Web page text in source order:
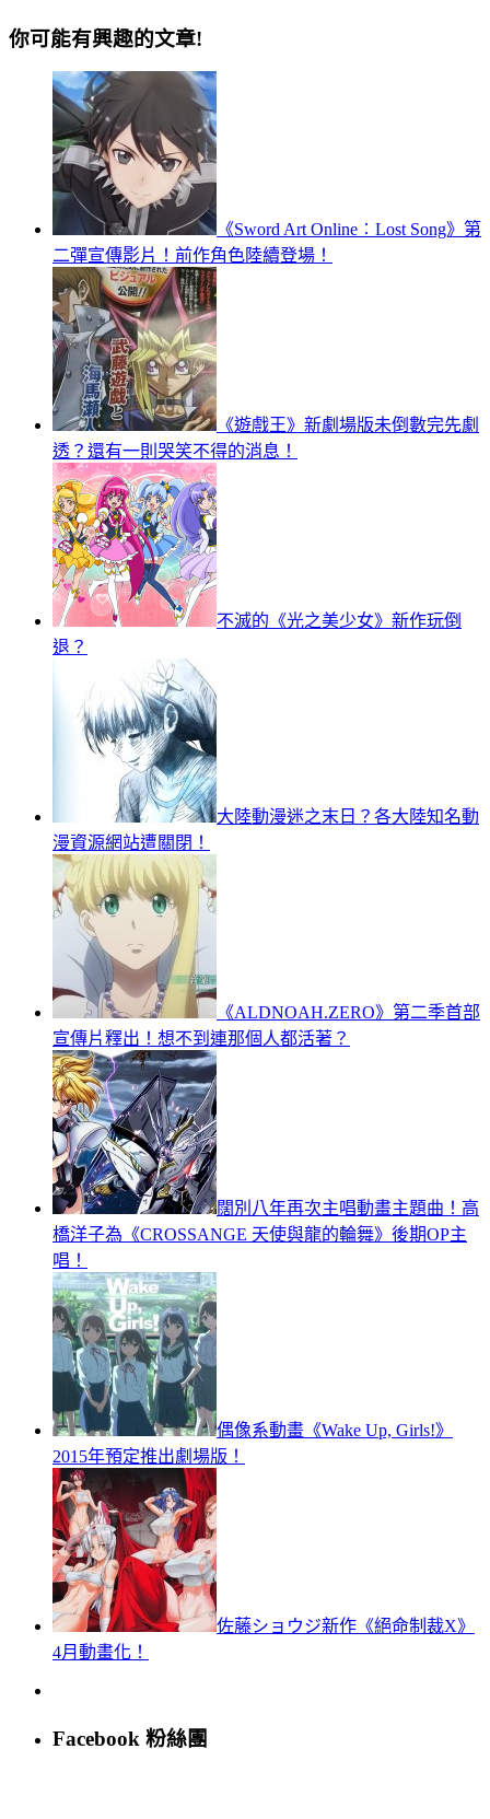
你可能有興趣的文章!
《Sword Art Online︰Lost Song》第
二彈宣傳影片！前作角色陸續登場！
《遊戲王》新劇場版未倒數完先劇
透？還有一則哭笑不得的消息！
不滅的《光之美少女》新作玩倒
退？
大陸動漫迷之末日？各大陸知名動
漫資源網站遭關閉！
《ALDNOAH.ZERO》第二季首部
宣傳片釋出！想不到連那個人都活著？
闊別八年再次主唱動畫主題曲！高
橋洋子為《CROSSANGE 天使與龍的輪舞》後期OP主
唱！
偶像系動畫《Wake Up, Girls!》
2015年預定推出劇場版！
佐藤ショウジ新作《絕命制裁X》
4月動畫化！
Facebook 粉絲團